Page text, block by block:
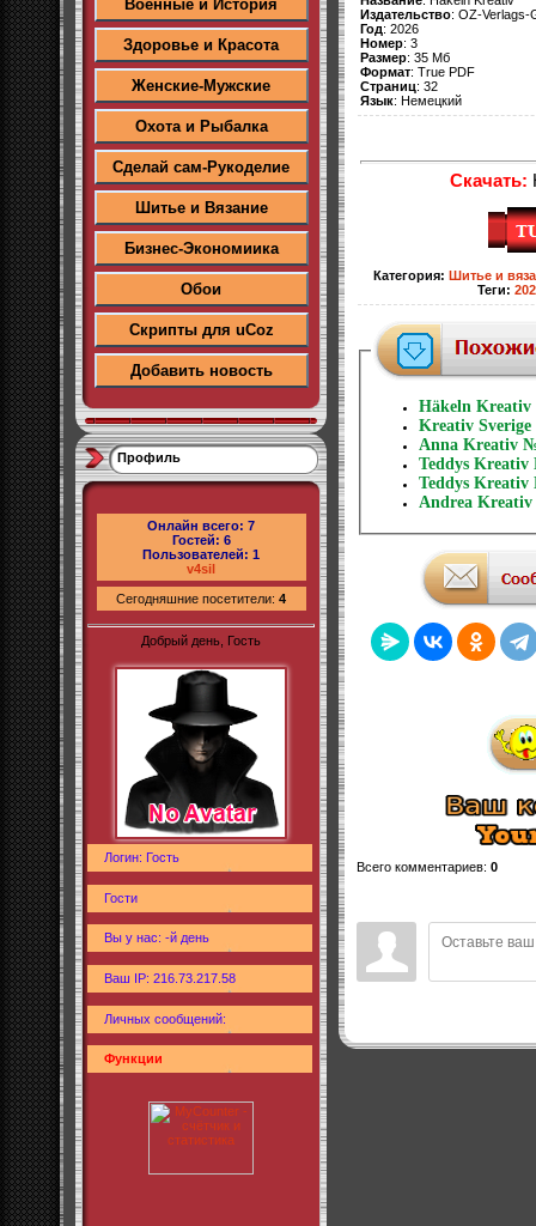
Военные и История
Здоровье и Красота
Женские-Мужские
Охота и Рыбалка
Сделай сам-Рукоделие
Шитье и Вязание
Бизнес-Экономиика
Обои
Скрипты для uCoz
Добавить новость
Профиль
Онлайн всего: 7
Гостей: 6
Пользователей: 1
v4sil
Сегодняшние посетители: 4
Добрый день, Гость
Логин: Гость
Гости
Вы у нас: -й день
Ваш IP: 216.73.217.58
Личных сообщений:
Функции
Издательство: OZ-Verlags-
Год: 2026
Номер: 3
Размер: 35 Мб
Формат: True PDF
Страниц: 32
Язык: Немецкий
Скачать:
Категория: Шитье и
Теги:
Häkeln Kreativ
Kreativ
Anna Kreativ
Teddys Kreativ
Teddys Kreativ
Andrea Kreativ
Всего комментариев: 0